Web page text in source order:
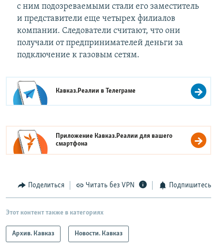
с ним подозреваемыми стали его заместитель
и представители еще четырех филиалов
компании. Следователи считают, что они
получали от предпринимателей деньги за
подключение к газовым сетям.
Кавказ.Реалии вТелеграме
Приложение Кавказ.Реалии для вашего
смартфона
Поделиться Читать без VPN Подпишитесь
Этот контент также в категориях
Архив. Кавказ Новости. Кавказ